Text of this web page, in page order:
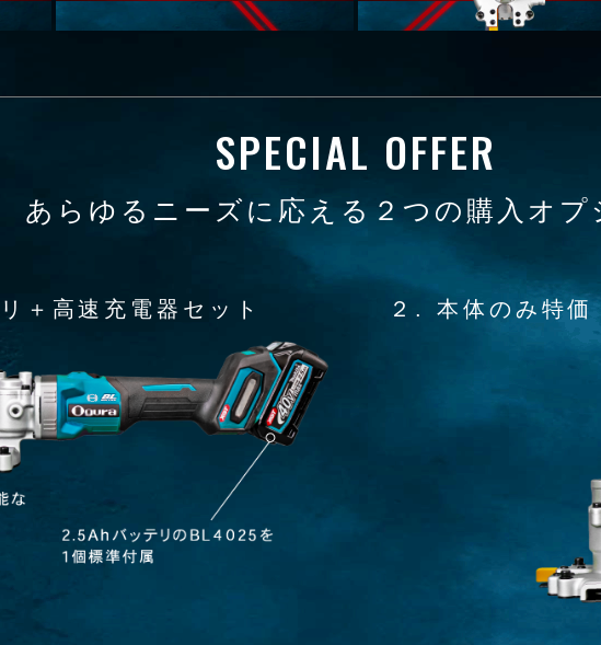
SPECIAL OFFER
あらゆるニーズに応える２つの購入オ
高速充電器セット ２. 本体のみ特価